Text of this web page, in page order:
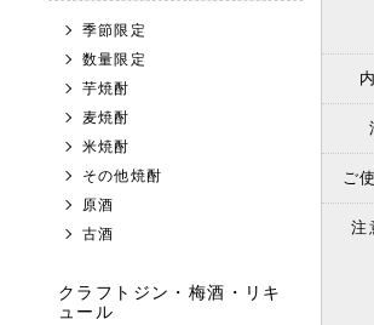
季節限定
数量限定
芋焼酎
麦焼酎
米焼酎
その他焼酎
原酒
古酒
クラフトジン・梅酒・リキ
ュール
ご
注